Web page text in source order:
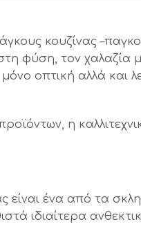
κουζίνας
φύση, τον χαλαζία
οπτική αλλά και
η
είναι ένα από τα
ιδιαίτερα